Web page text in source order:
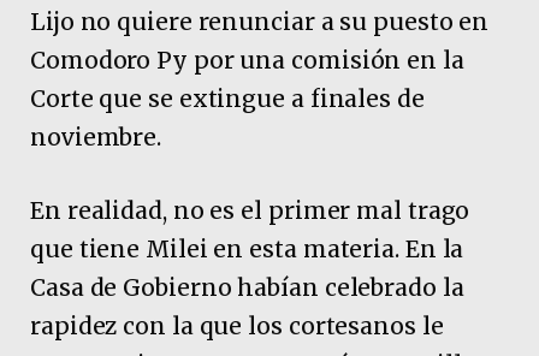
Lijo no quiere renunciar a su puesto en
Comodoro Py por una comisión en la
Corte que se extingue a finales de
noviembre.
En realidad, no es el primer mal trago
que tiene Milei en esta materia. En la
Casa de Gobierno habían celebrado la
rapidez con la que los cortesanos le